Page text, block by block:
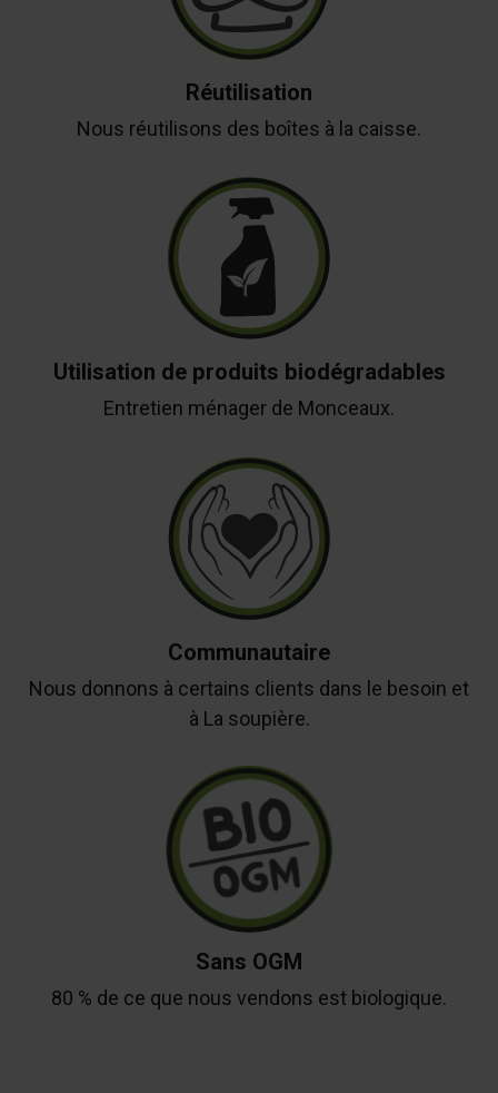
Réutilisation
Nous réutilisons des boîtes à la caisse.
Utilisation de produits biodégradables
Entretien ménager de Monceaux.
Communautaire
Nous donnons à certains clients dans le besoin et
à La soupière.
Sans OGM
80 % de ce que nous vendons est biologique.